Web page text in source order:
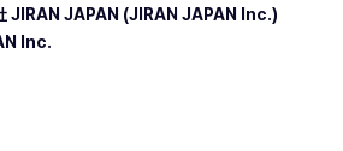
JIRAN JAPAN (JIRAN JAPAN Inc.)
Inc.